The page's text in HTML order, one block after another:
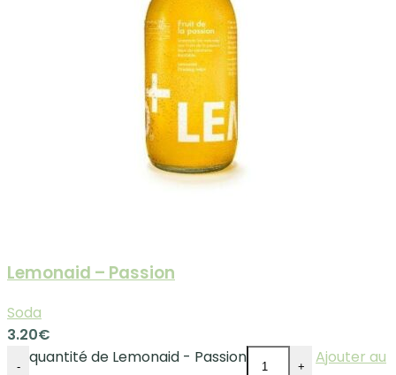
Lemonaid – Passion
Soda
3.20€
- quantité de Lemonaid - Passion +
Ajouter au